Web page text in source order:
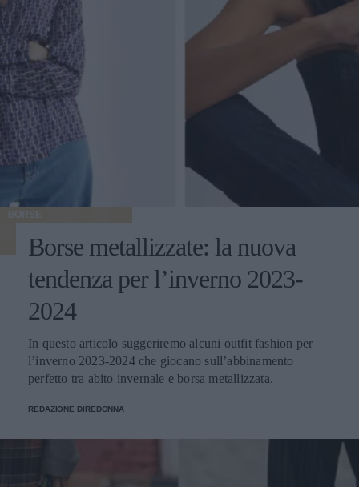
BORSE
Borse metallizzate: la nuova
tendenza per l’inverno 2023-
2024
In questo articolo suggeriremo alcuni outfit fashion per
l’inverno 2023-2024 che giocano sull’abbinamento
perfetto tra abito invernale e borsa metallizzata.
REDAZIONE DIREDONNA